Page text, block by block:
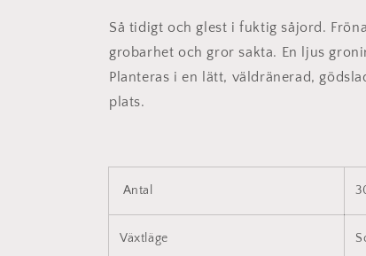
Så tidigt och glest i fuktig såjord.
grobarhet och gror sakta. En ljus
Planteras i en lätt, väldränerad,
plats.
Antal
Växtläge